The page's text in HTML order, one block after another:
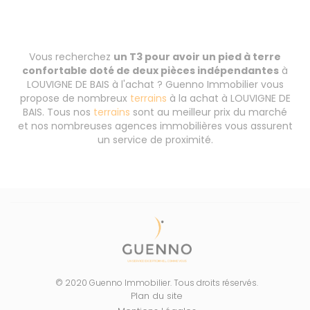
Vous recherchez un T3 pour avoir un pied à terre
confortable doté de deux pièces indépendantes à
LOUVIGNE DE BAIS à l'achat ? Guenno Immobilier vous
propose de nombreux terrains à la achat à LOUVIGNE DE
BAIS. Tous nos terrains sont au meilleur prix du marché
et nos nombreuses agences immobilières vous assurent
un service de proximité.
© 2020 Guenno Immobilier. Tous droits réservés.
Plan du site